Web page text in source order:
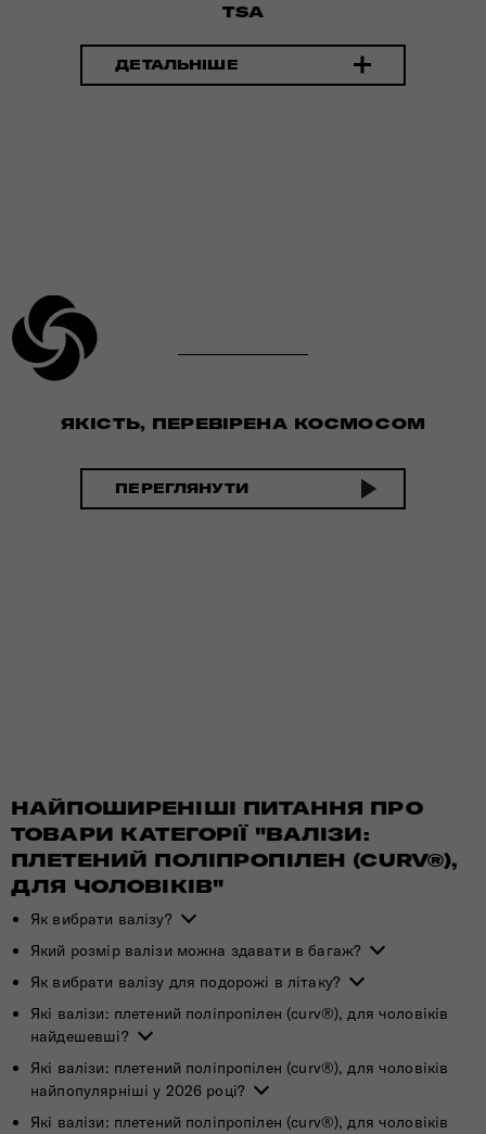
TSA
ДЕТАЛЬНІШЕ
ЯКІСТЬ, ПЕРЕВІРЕНА КОСМОСОМ
ПЕРЕГЛЯНУТИ
НАЙПОШИРЕНІШІ ПИТАННЯ ПРО
ТОВАРИ КАТЕГОРІЇ "ВАЛІЗИ:
ПЛЕТЕНИЙ ПОЛІПРОПІЛЕН (CURV®),
ДЛЯ ЧОЛОВІКІВ"
Як вибрати валізу?
Який розмір валізи можна здавати в багаж?
Як вибрати валізу для подорожі в літаку?
Які валізи: плетений поліпропілен (curv®), для чоловіків
найдешевші?
Які валізи: плетений поліпропілен (curv®), для чоловіків
найпопулярніші у 2026 році?
Які валізи: плетений поліпропілен (curv®), для чоловіків